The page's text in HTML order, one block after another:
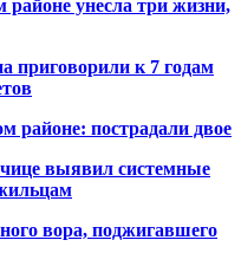
унесла три жизни,
приговорили к 7 годам
районе: пострадали двое
выявил системные
вора, поджигавшего